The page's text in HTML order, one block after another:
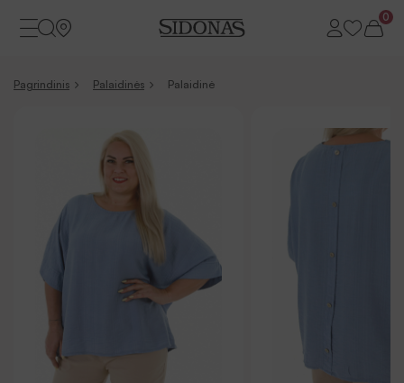
0
Pagrindinis Palaidinės Palaidinė